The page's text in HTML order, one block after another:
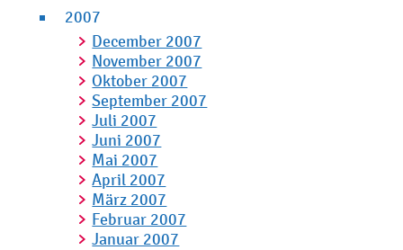
2007
December 2007
November 2007
Oktober 2007
September 2007
Juli 2007
Juni 2007
Mai 2007
April 2007
März 2007
Februar 2007
Januar 2007